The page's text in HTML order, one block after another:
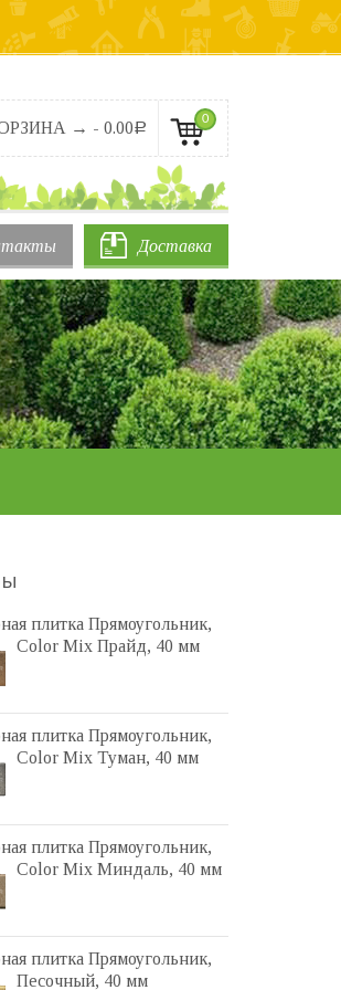
→ - 0.00Р
0
Доставка
плитка Прямоугольник,
Color Mix Прайд, 40 мм
плитка Прямоугольник,
Color Mix Туман, 40 мм
плитка Прямоугольник,
Color Mix Миндаль, 40 мм
плитка Прямоугольник,
Песочный, 40 мм